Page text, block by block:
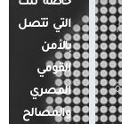
التي تتصل
بالأمن
القومي
المصري
والمصالح